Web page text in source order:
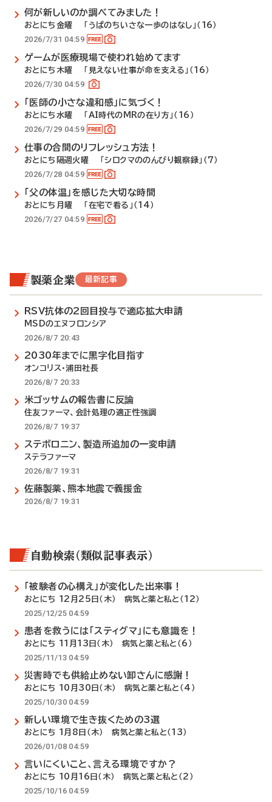
何が新しいのか調べてみました！
おとにち金曜 「うぱのちいさな一歩のはなし」（16）
2026/7/31 04:59
ゲームが医療現場で使われ始めてます
おとにち木曜 「見えない仕事が命を支える」（16）
2026/7/30 04:59
「医師の小さな違和感」に気づく！
おとにち水曜 「AI時代のMRの在り方」（16）
2026/7/29 04:59
仕事の合間のリフレッシュ方法！
おとにち隔週火曜 「シロクマののんびり観察録」（7）
2026/7/28 04:59
「父の体温」を感じた大切な時間
おとにち月曜 「在宅で看る」（14）
2026/7/27 04:59
製薬企業 最新記事
RSV抗体の2回目投与で適応拡大申請
MSDのエヌフロンシア
2026/8/7 20:43
2030年までに黒字化目指す
オンコリス・浦田社長
2026/8/7 20:33
米ゴッサムの報告書に反論
住友ファーマ、会計処理の適正性強調
2026/8/7 19:37
ステボロニン、製造所追加の一変申請
ステラファーマ
2026/8/7 19:31
佐藤製薬、熊本地震で義援金
2026/8/7 19:31
自動検索（類似記事表示）
「被験者の心構え」が変化した出来事！
おとにち 12月25日（木） 病気と薬と私と（12）
2025/12/25 04:59
患者を救うには「スティグマ」にも意識を！
おとにち 11月13日（木） 病気と薬と私と（6）
2025/11/13 04:59
災害時でも供給止めない卸さんに感謝！
おとにち 10月30日（木） 病気と薬と私と（4）
2025/10/30 04:59
新しい環境で生き抜くための3選
おとにち 1月8日（木） 病気と薬と私と（13）
2026/01/08 04:59
言いにくいこと、言える環境ですか？
おとにち 10月16日（木） 病気と薬と私と（2）
2025/10/16 04:59